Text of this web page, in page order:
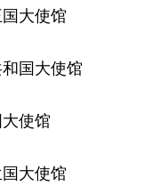
大使馆
国大使馆
使馆
大使馆